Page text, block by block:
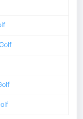
Golf